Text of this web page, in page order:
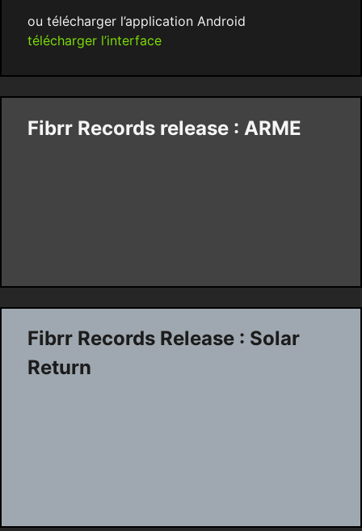
ou télécharger l’application Android
télécharger l’interface
Fibrr Records release : ARME
Fibrr Records Release : Solar
Return